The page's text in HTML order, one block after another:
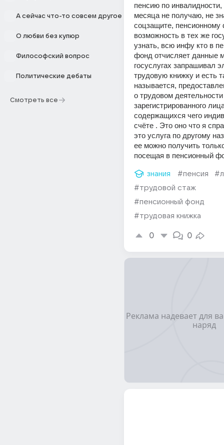
А сейчас что-то совсем другое
О любви без купюр
Философский вопрос
Политические дебаты
Смотреть все
пенсию по
месяца не получаю, не
соцзащите, пенсионному
возможность в тех же
узнать, всю инфу кто в
фонд отчисляет данные
госуслугах запрашивал
трудовую книжку и есть
называется,
о трудовом деятельности
зарегистрированного
содержащихся чего
счёте . Это оно что я
это услуга по другому
ее можно получить
посещая в пенсионный
знания #пенсия
#трудовой стаж
#пенсионный фонд
#трудовая книжка
0 0